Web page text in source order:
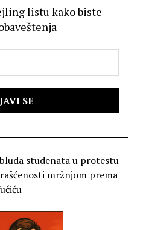
listu kako biste
studenata u protestu
mržnjom prema